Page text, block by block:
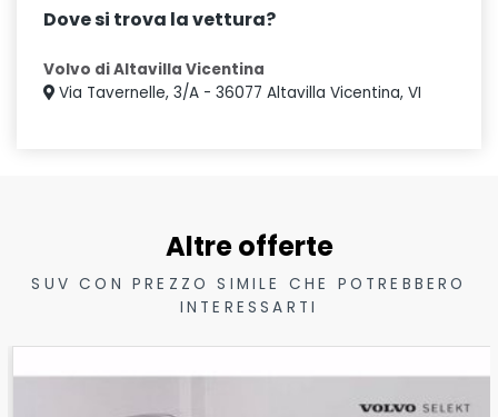
Dove si trova la vettura?
Volvo di Altavilla Vicentina
Via Tavernelle, 3/A - 36077 Altavilla Vicentina, VI
Altre offerte
SUV CON PREZZO SIMILE CHE POTREBBERO
INTERESSARTI